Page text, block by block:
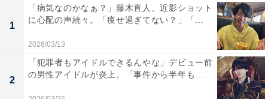
1
「病気なのかなぁ？」藤木直人、近影ショット
に心配の声続々。「痩せ過ぎてない？」「...
2026/03/13
2
「犯罪者もアイドルできるんやな」デビュー前
の男性アイドルが炎上。「事件から半年も...